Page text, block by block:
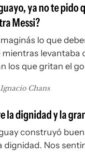
ya no te pido
Messi?
lo que
mientras levantaba
los que gritan el
Ignacio Chans
la dignidad y la
construyó
dignidad. Nos